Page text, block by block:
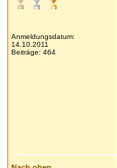
Anmeldungsdatum:
14.10.2011
Beiträge: 464